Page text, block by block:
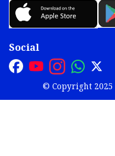
Social
© Copyright